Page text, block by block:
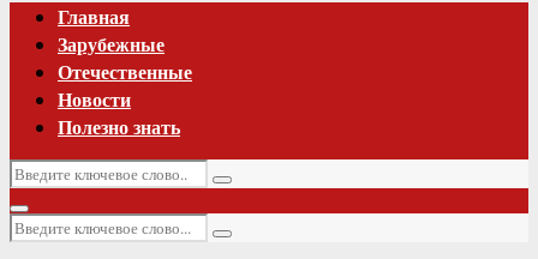
Главная
Зарубежные
Отечественные
Новости
Полезно знать
Искать:
Поиск
Основное
меню
Искать:
Поиск